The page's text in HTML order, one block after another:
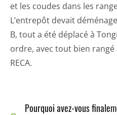
et les coudes dans les
L’entrepôt devait
B, tout a été déplacé à
ordre, avec tout bien rangé
RECA.
Pourquoi avez-vous